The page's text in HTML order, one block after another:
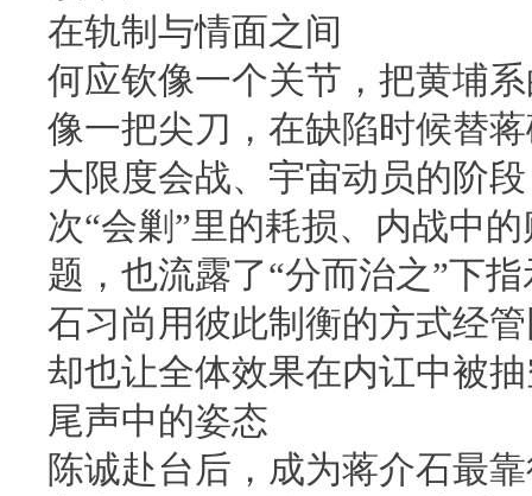
在轨制与情面之间
何应钦像一个关节，把黄埔
像一把尖刀，在缺陷时候替
大限度会战、宇宙动员的阶
次“会剿”里的耗损、内战中
题，也流露了“分而治之”下
石习尚用彼此制衡的方式经
却也让全体效果在内讧中被
尾声中的姿态
陈诚赴台后，成为蒋介石最